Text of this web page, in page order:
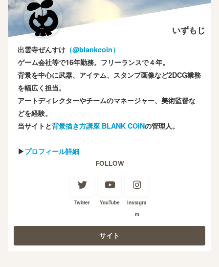
いずもじ
出雲寺ぜんすけ （‎@blankcoin）
ゲーム会社等で16年勤務。フリーランスで４年。
背景を中心に武器、アイテム、スタンプ画像など2DCG業務
を幅広く担当。
アートディレクターやチームのマネージャー、美術監督な
どを経験。
当サイトと背景描き方講座 BLANK COINの管理人。
▶プロフィール詳細
FOLLOW
Twitter YouTube
instagra
m